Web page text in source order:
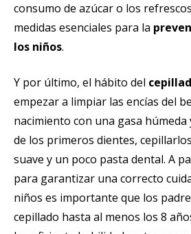
consumo de azúcar o los
medidas esenciales para la
los niños.
Y por último, el hábito del
empezar a limpiar las encías del
nacimiento con una gasa húmeda
de los primeros dientes,
suave y un poco pasta dental. A
para garantizar una correcto
niños es importante que los
cepillado hasta al menos los 8